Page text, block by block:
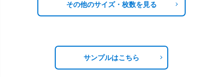
その他のサイズ・枚数を見る
サンプルはこちら